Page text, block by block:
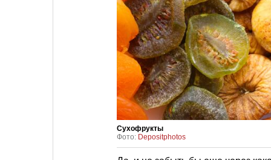
Сухофрукты
Фото: Depositphotos